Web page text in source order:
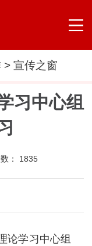
>宣传之窗
习中心组
： 1835
学习中心组